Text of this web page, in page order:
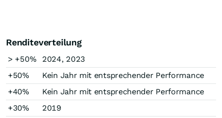
Renditeverteilung
> +50%
2024, 2023
+50%
Kein Jahr mit entsprechender Performance
+40%
Kein Jahr mit entsprechender Performance
+30%
2019